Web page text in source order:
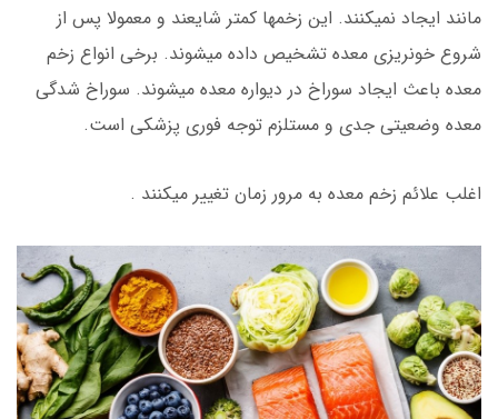
مانند ایجاد نمیکنند. این زخمها کمتر شایعند و معمولا پس از
شروع خونریزی معده تشخیص داده میشوند. برخی انواع زخم
معده باعث ایجاد سوراخ در دیواره معده میشوند. سوراخ شدگی
معده وضعیتی جدی و مستلزم توجه فوری پزشکی است.
اغلب علائم زخم معده به مرور زمان تغییر میکنند .